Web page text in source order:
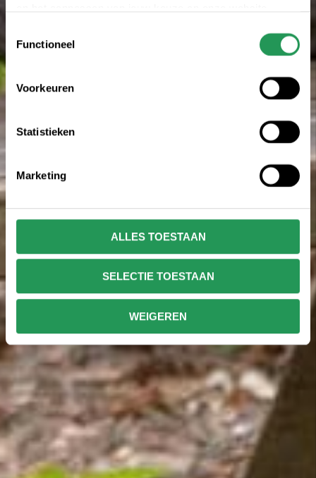
Functioneel
Voorkeuren
Statistieken
Marketing
ALLES TOESTAAN
SELECTIE TOESTAAN
WEIGEREN